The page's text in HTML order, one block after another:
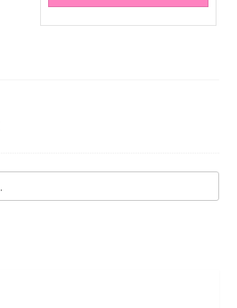
peuvent
être